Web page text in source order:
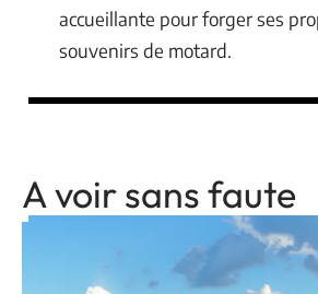
accueillante pour forger ses
souvenirs de motard.
A voir sans faute